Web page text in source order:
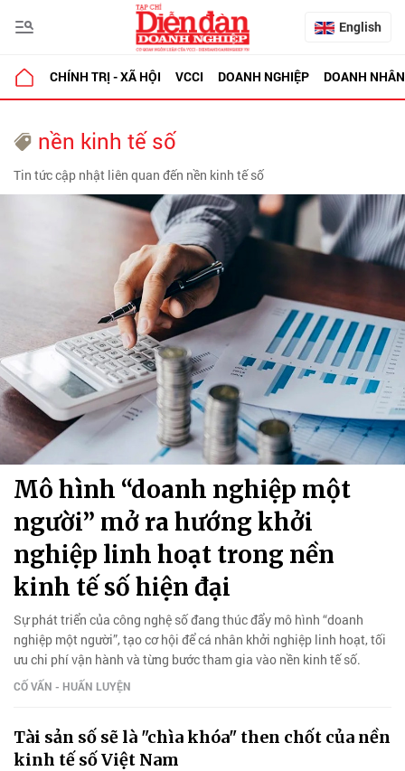
English
CHÍNH TRỊ - XÃ HỘI VCCI DOANH NGHIỆP DOANH NHÂN
nền kinh tế số
Tin tức cập nhật liên quan đến nền kinh tế số
Mô hình “doanh nghiệp một
người” mở ra hướng khởi
nghiệp linh hoạt trong nền
kinh tế số hiện đại
Sự phát triển của công nghệ số đang thúc đẩy mô hình “doanh
nghiệp một người”, tạo cơ hội để cá nhân khởi nghiệp linh hoạt, tối
ưu chi phí vận hành và từng bước tham gia vào nền kinh tế số.
CỐ VẤN - HUẤN LUYỆN
Tài sản số sẽ là "chìa khóa" then chốt của nền
kinh tế số Việt Nam